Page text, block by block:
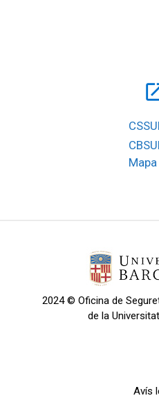
2024 © Oficina de
de la
Avís